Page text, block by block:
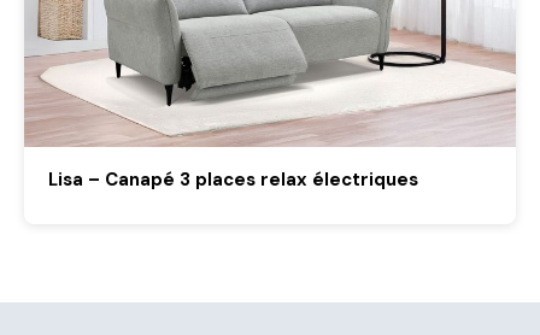
Lisa – Canapé 3 places relax électriques